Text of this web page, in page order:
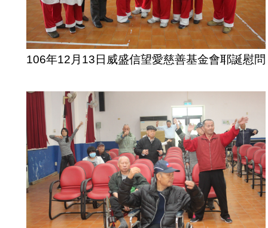
106年12月13日威盛信望愛慈善基金會耶誕慰問